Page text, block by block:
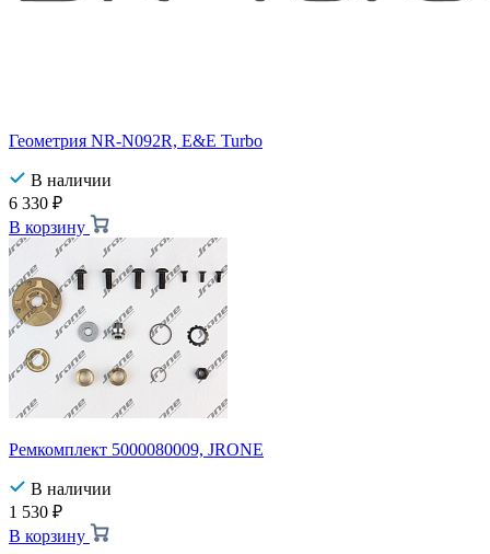
Геометрия NR-N092R, E&E Turbo
В наличии
6 330 ₽
В корзину
Ремкомплект 5000080009, JRONE
В наличии
1 530 ₽
В корзину